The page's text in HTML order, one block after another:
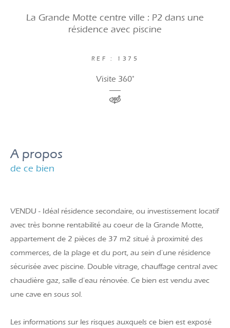
La Grande Motte centre ville : P2 dans une
résidence avec piscine
REF : 1375
Visite 360°
a propos
de ce bien
VENDU - Idéal résidence secondaire, ou investissement locatif
avec très bonne rentabilité au coeur de la Grande Motte,
appartement de 2 pièces de 37 m2 situé à proximité des
commerces, de la plage et du port, au sein d'une résidence
sécurisée avec piscine. Double vitrage, chauffage central avec
chaudière gaz, salle d'eau rénovée. Ce bien est vendu avec
une cave en sous sol.
Les informations sur les risques auxquels ce bien est exposé